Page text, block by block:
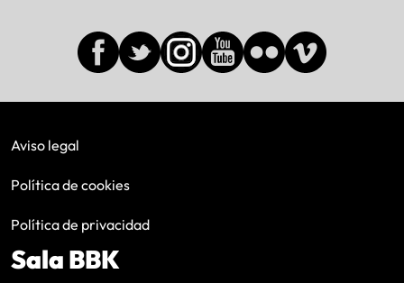
Aviso legal
Política de cookies
Política de privacidad
Sala BBK